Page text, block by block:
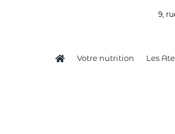
9,
Votre nutrition Les